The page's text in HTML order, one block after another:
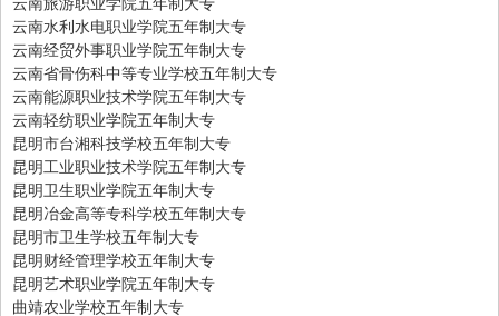
云南水利水电职业学院五年制大专
云南经贸外事职业学院五年制大专
云南省骨伤科中等专业学校五年制大专
云南能源职业技术学院五年制大专
云南轻纺职业学院五年制大专
昆明市台湘科技学校五年制大专
昆明工业职业技术学院五年制大专
昆明卫生职业学院五年制大专
昆明冶金高等专科学校五年制大专
昆明市卫生学校五年制大专
昆明财经管理学校五年制大专
昆明艺术职业学院五年制大专
曲靖农业学校五年制大专